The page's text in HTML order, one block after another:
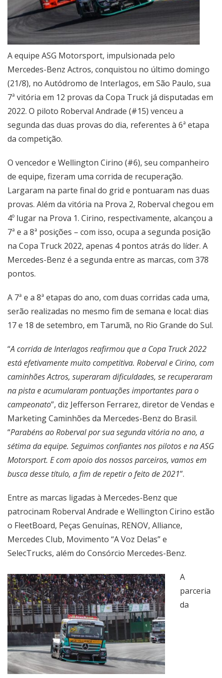
A equipe ASG Motorsport, impulsionada pelo
Mercedes-Benz Actros, conquistou no último domingo
(21/8), no Autódromo de Interlagos, em São Paulo, sua
7ª vitória em 12 provas da Copa Truck já disputadas em
2022. O piloto Roberval Andrade (#15) venceu a
segunda das duas provas do dia, referentes à 6ª etapa
da competição.
O vencedor e Wellington Cirino (#6), seu companheiro
de equipe, fizeram uma corrida de recuperação.
Largaram na parte final do grid e pontuaram nas duas
provas. Além da vitória na Prova 2, Roberval chegou em
4º lugar na Prova 1. Cirino, respectivamente, alcançou a
7ª e a 8ª posições – com isso, ocupa a segunda posição
na Copa Truck 2022, apenas 4 pontos atrás do líder. A
Mercedes-Benz é a segunda entre as marcas, com 378
pontos.
A 7ª e a 8ª etapas do ano, com duas corridas cada uma,
serão realizadas no mesmo fim de semana e local: dias
17 e 18 de setembro, em Tarumã, no Rio Grande do Sul.
“A corrida de Interlagos reafirmou que a Copa Truck 2022
está efetivamente muito competitiva. Roberval e Cirino, com
caminhões Actros, superaram dificuldades, se recuperaram
na pista e acumularam pontuações importantes para o
campeonato”, diz Jefferson Ferrarez, diretor de Vendas e
Marketing Caminhões da Mercedes-Benz do Brasil.
“Parabéns ao Roberval por sua segunda vitória no ano, a
sétima da equipe. Seguimos confiantes nos pilotos e na ASG
Motorsport. E com apoio dos nossos parceiros, vamos em
busca desse título, a fim de repetir o feito de 2021”.
Entre as marcas ligadas à Mercedes-Benz que
patrocinam Roberval Andrade e Wellington Cirino estão
o FleetBoard, Peças Genuínas, RENOV, Alliance,
Mercedes Club, Movimento “A Voz Delas” e
SelecTrucks, além do Consórcio Mercedes-Benz.
A
parceria
da